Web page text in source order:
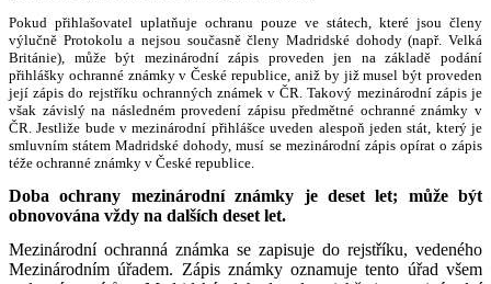
Pokud přihlašovatel uplatňuje ochranu pouze ve státech, které jsou členy
výlučně Protokolu a nejsou současně členy Madridské dohody (např. Velká
Británie), může být mezinárodní zápis proveden jen na základě podání
přihlášky ochranné známky v České republice, aniž by již musel být proveden
její zápis do rejstříku ochranných známek v ČR. Takový mezinárodní zápis je
však závislý na následném provedení zápisu předmětné ochranné známky v
ČR. Jestliže bude v mezinárodní přihlášce uveden alespoň jeden stát, který je
smluvním státem Madridské dohody, musí se mezinárodní zápis opírat o zápis
téže ochranné známky v České republice.
Doba ochrany mezinárodní známky je deset let; může být
obnovována vždy na dalších deset let.
Mezinárodní ochranná známka se zapisuje do rejstříku, vedeného
Mezinárodním úřadem. Zápis známky oznamuje tento úřad všem